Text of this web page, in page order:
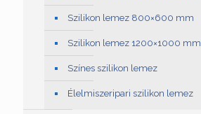
Szilikon lemez 800×600 mm
Szilikon lemez 1200×1000 mm
Színes szilikon lemez
Élelmiszeripari szilikon lemez